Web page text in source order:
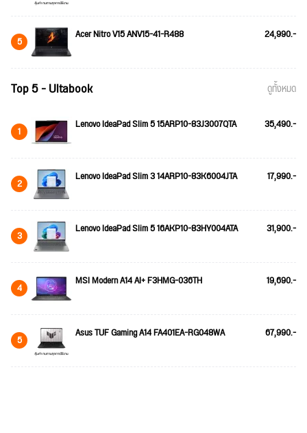
5 Acer Nitro V15 ANV15-41-R488 24,990.-
Top 5 - Ultabook ดูทั้งหมด
1 Lenovo IdeaPad Slim 5 15ARP10-83J3007QTA 35,490.-
2 Lenovo IdeaPad Slim 3 14ARP10-83K6004JTA 17,990.-
3 Lenovo IdeaPad Slim 5 16AKP10-83HY004ATA 31,900.-
4 MSI Modern A14 AI+ F3HMG-036TH 19,690.-
5 Asus TUF Gaming A14 FA401EA-RG048WA 67,990.-